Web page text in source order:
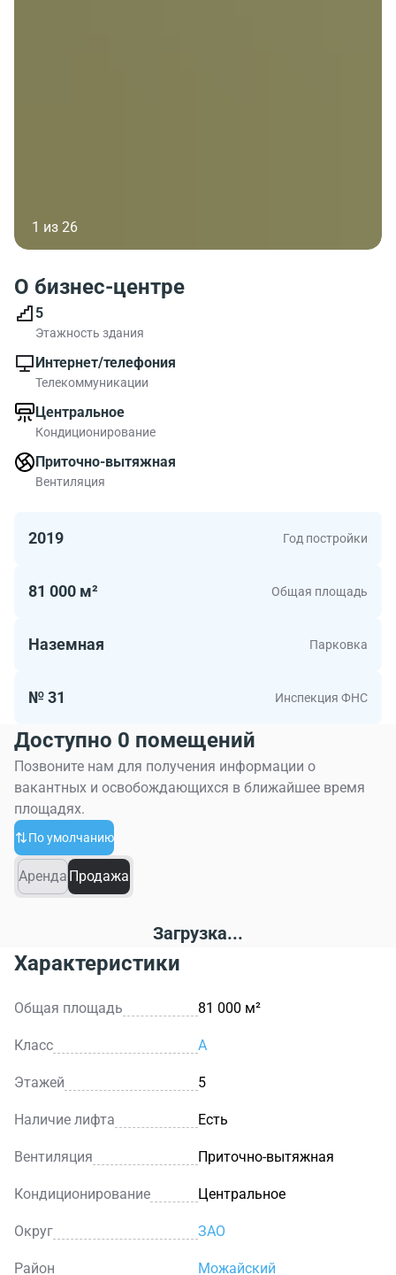
1 из 26
О бизнес-центре
5
Этажность здания
Интернет/телефония
Телекоммуникации
Центральное
Кондиционирование
Приточно-вытяжная
Вентиляция
2019 Год постройки
81 000 м² Общая площадь
Наземная Парковка
№ 31 Инспекция ФНС
Доступно 0 помещений
Позвоните нам для получения информации о
вакантных и освобождающихся в ближайшее время
площадях.
По умолчанию
Аренда Продажа
Загрузка...
Характеристики
Общая площадь 81 000 м²
Класс A
Этажей 5
Наличие лифта Есть
Вентиляция Приточно-вытяжная
Кондиционирование Центральное
Округ ЗАО
Район Можайский